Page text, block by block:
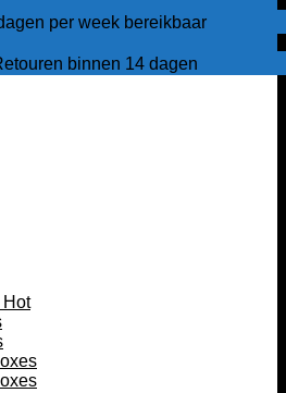
per week bereikbaar
binnen 14 dagen